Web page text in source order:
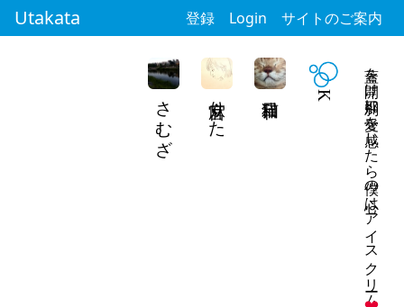
Utakata 登録 Login サイトのご案内
蓋を開け刹那に愛を感じたら僕の心はアイスクリーム
K
麻宮りた
さむざ